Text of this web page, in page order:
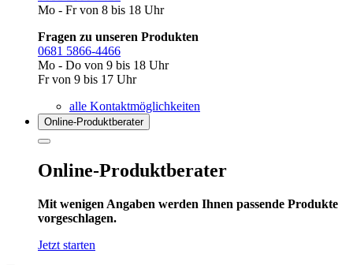
Mo - Fr von 8 bis 18 Uhr
Fragen zu unseren Produkten
0681 5866-4466
Mo - Do von 9 bis 18 Uhr
Fr von 9 bis 17 Uhr
alle Kontaktmöglichkeiten
Online-Produkt­berater
Online-Produktberater
Mit wenigen Angaben werden Ihnen passende Produkte
vorgeschlagen.
Jetzt starten